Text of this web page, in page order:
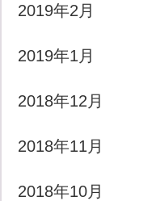
2019年2月
2019年1月
2018年12月
2018年11月
2018年10月